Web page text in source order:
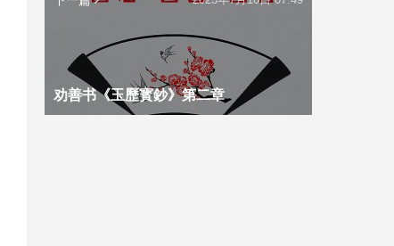
劝善书《玉歷寳鈔》第二章